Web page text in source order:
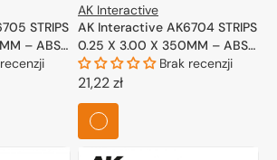
STRIPS
– ABS
BAG
AK Interactive
AK Interactive AK6704 STRIPS
0.25 X 3.00 X 350MM – ABS
STRIP – 10 UNITS PER BAG
Brak recenzji
Cena
regularna
21,22 zł